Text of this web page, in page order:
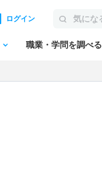
ログイン
職業・学問を調べる